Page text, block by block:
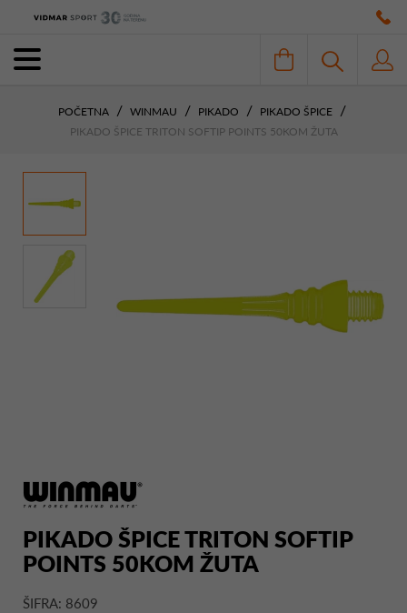
POČETNA WINMAU PIKADO
PIKADO ŠPICE
PIKADO ŠPICE TRITON SOFTIP POINTS 50KOM ŽUTA
PIKADO ŠPICE TRITON SOFTIP
POINTS 50KOM ŽUTA
ŠIFRA: 8609